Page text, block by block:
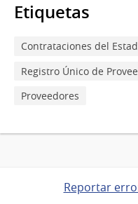
Etiquetas
Contrataciones del
Registro Único de
Proveedores
Reportar